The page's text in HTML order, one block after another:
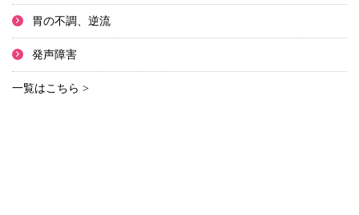
胃の不調、逆流
発声障害
一覧はこちら >